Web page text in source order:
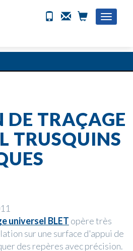
Toggle
DE TRAÇAGE
TRUSQUINS
universel BLET opère très
sur une surface d'appui de
des repères avec précision.